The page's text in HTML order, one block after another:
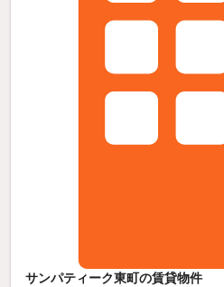
サンパティーク東町の賃貸物件